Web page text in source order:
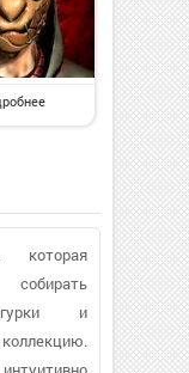
которая
и